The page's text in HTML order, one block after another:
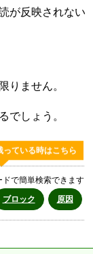
が反映されない
りません。
でしょう。
っている時はこちら
で簡単検索できます
ブロック 原因